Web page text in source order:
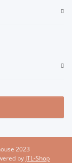
2023
by JTL-Shop